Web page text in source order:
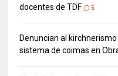
docentes de TDF
5
Denuncian al
sistema de coimas en